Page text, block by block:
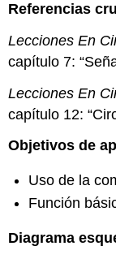
Referencias
Lecciones En
capítulo 7:
Lecciones En
capítulo 12:
Objetivos de
Uso de la
Función
Diagrama